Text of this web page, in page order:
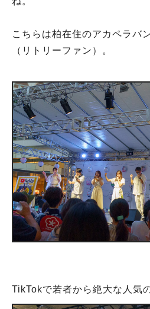
こちらは柏在住のアカペラバ
（リトリーファン）。
TikTokで若者から絶大な人気